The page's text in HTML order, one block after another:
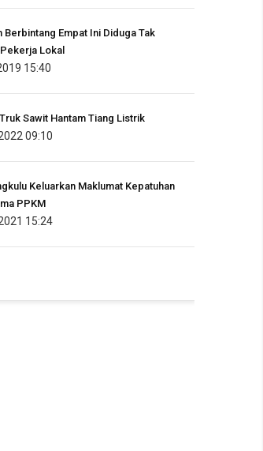
Berbintang Empat Ini Diduga Tak
Lokal
15:40
Sawit Hantam Tiang Listrik
09:10
Keluarkan Maklumat Kepatuhan
PPKM
15:24